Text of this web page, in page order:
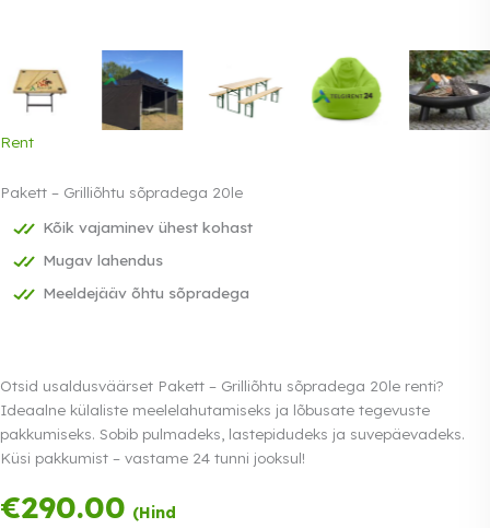
Rent
Pakett – Grilliõhtu sõpradega 20le
Kõik vajaminev ühest kohast
Mugav lahendus
Meeldejääv õhtu sõpradega
Otsid usaldusväärset Pakett – Grilliõhtu sõpradega 20le renti?
Ideaalne külaliste meelelahutamiseks ja lõbusate tegevuste
pakkumiseks. Sobib pulmadeks, lastepidudeks ja suvepäevadeks.
Küsi pakkumist – vastame 24 tunni jooksul!
€290.00 (Hind